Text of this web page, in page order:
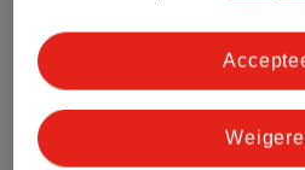
Bestel & Bezorginformatie